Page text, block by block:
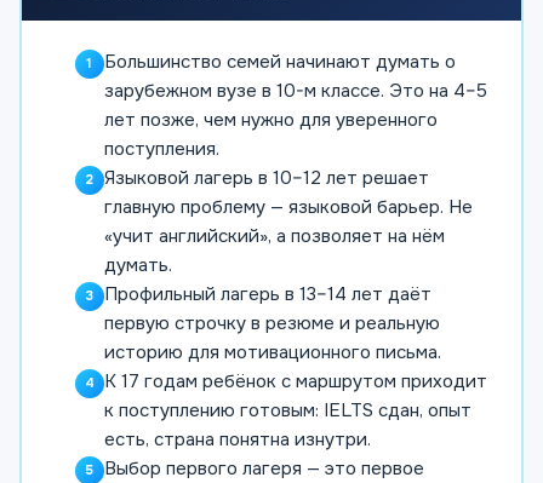
1
Большинство семей начинают думать о
зарубежном вузе в 10-м классе. Это на 4–5
лет позже, чем нужно для уверенного
поступления.
2
Языковой лагерь в 10–12 лет решает
главную проблему — языковой барьер. Не
«учит английский», а позволяет на нём
думать.
3
Профильный лагерь в 13–14 лет даёт
первую строчку в резюме и реальную
историю для мотивационного письма.
4
К 17 годам ребёнок с маршрутом приходит
к поступлению готовым: IELTS сдан, опыт
есть, страна понятна изнутри.
5
Выбор первого лагеря — это первое